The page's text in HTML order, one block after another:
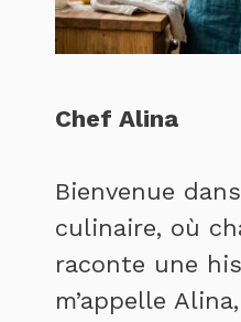
Chef Alina
Bienvenue
culinaire, où
raconte une
m’appelle